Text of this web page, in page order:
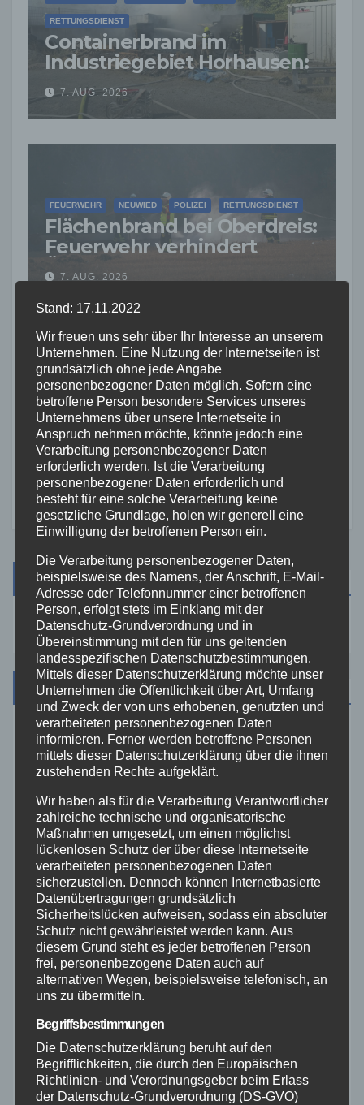
RETTUNGSDIENST
Containerbrand im
Industriegebiet Horhausen:
Feuerwehr verhindert
weitere Ausbreitung
7. AUG. 2026
FEUERWEHR NEUWIED POLIZEI RETTUNGSDIENST
Flächenbrand bei Oberdreis:
Feuerwehr verhindert
Übergreifen auf Waldgebiet
7. AUG. 2026
ALTENKIRCHEN FEUERWEHR POLIZEI
RETTUNGSDIENST
Große Suchaktion in
Flammersfeld: Vermisste
Person wohlbehalten
gefunden
7. AUG. 2026
Suche
Kategorien
Aktuelles
Allgemein
Altenkirchen
Bundespolizei
Feuerwehr
Hilfsorganisationen
Mayen-Koblenz
Polizei
Stand: 17.11.2022
Wir freuen uns sehr über Ihr Interesse an unserem
Unternehmen. Eine Nutzung der Internetseiten ist
grundsätzlich ohne jede Angabe
personenbezogener Daten möglich. Sofern eine
betroffene Person besondere Services unseres
Unternehmens über unsere Internetseite in
Anspruch nehmen möchte, könnte jedoch eine
Verarbeitung personenbezogener Daten
erforderlich werden. Ist die Verarbeitung
personenbezogener Daten erforderlich und
besteht für eine solche Verarbeitung keine
gesetzliche Grundlage, holen wir generell eine
Einwilligung der betroffenen Person ein.
Die Verarbeitung personenbezogener Daten,
beispielsweise des Namens, der Anschrift, E-Mail-
Adresse oder Telefonnummer einer betroffenen
Person, erfolgt stets im Einklang mit der
Datenschutz-Grundverordnung und in
Übereinstimmung mit den für uns geltenden
landesspezifischen Datenschutzbestimmungen.
Mittels dieser Datenschutzerklärung möchte unser
Unternehmen die Öffentlichkeit über Art, Umfang
und Zweck der von uns erhobenen, genutzten und
verarbeiteten personenbezogenen Daten
informieren. Ferner werden betroffene Personen
mittels dieser Datenschutzerklärung über die ihnen
zustehenden Rechte aufgeklärt.
Wir haben als für die Verarbeitung Verantwortlicher
zahlreiche technische und organisatorische
Maßnahmen umgesetzt, um einen möglichst
lückenlosen Schutz der über diese Internetseite
verarbeiteten personenbezogenen Daten
sicherzustellen. Dennoch können Internetbasierte
Datenübertragungen grundsätzlich
Sicherheitslücken aufweisen, sodass ein absoluter
Schutz nicht gewährleistet werden kann. Aus
diesem Grund steht es jeder betroffenen Person
frei, personenbezogene Daten auch auf
alternativen Wegen, beispielsweise telefonisch, an
uns zu übermitteln.
Begriffsbestimmungen
Die Datenschutzerklärung beruht auf den
Begrifflichkeiten, die durch den Europäischen
Richtlinien- und Verordnungsgeber beim Erlass
der Datenschutz-Grundverordnung (DS-GVO)